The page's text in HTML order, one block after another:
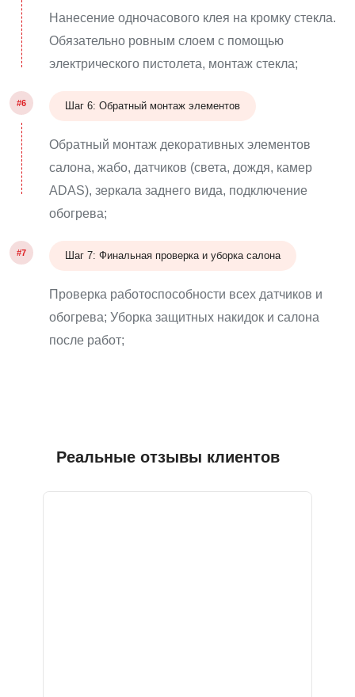
Нанесение одночасового клея на кромку стекла.
Обязательно ровным слоем с помощью
электрического пистолета, монтаж стекла;
#6 Шаг 6: Обратный монтаж элементов
Обратный монтаж декоративных элементов
салона, жабо, датчиков (света, дождя, камер
ADAS), зеркала заднего вида, подключение
обогрева;
#7 Шаг 7: Финальная проверка и уборка салона
Проверка работоспособности всех датчиков и
обогрева; Уборка защитных накидок и салона
после работ;
Реальные отзывы клиентов